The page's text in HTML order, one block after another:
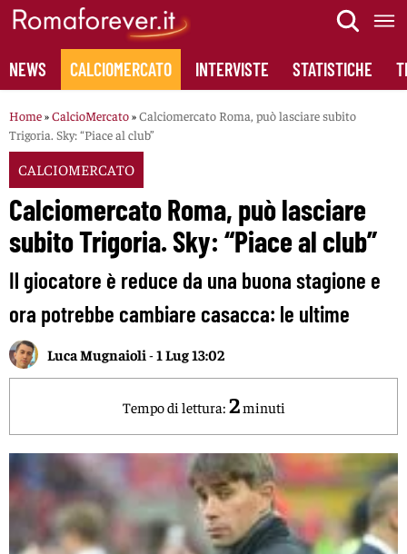
Skip
content
NEWS CALCIOMERCATO INTERVISTE STATISTICHE
Home»CalcioMercato»Calciomercato Roma, può lasciare subito
Trigoria. Sky: “Piace al club”
CALCIOMERCATO
Calciomercato Roma, può lasciare
subito Trigoria. Sky: “Piace al club”
Il giocatore è reduce da una buona stagione e
ora potrebbe cambiare casacca: le ultime
Luca Mugnaioli -1 Lug 13:02
Tempo di lettura: 2minuti